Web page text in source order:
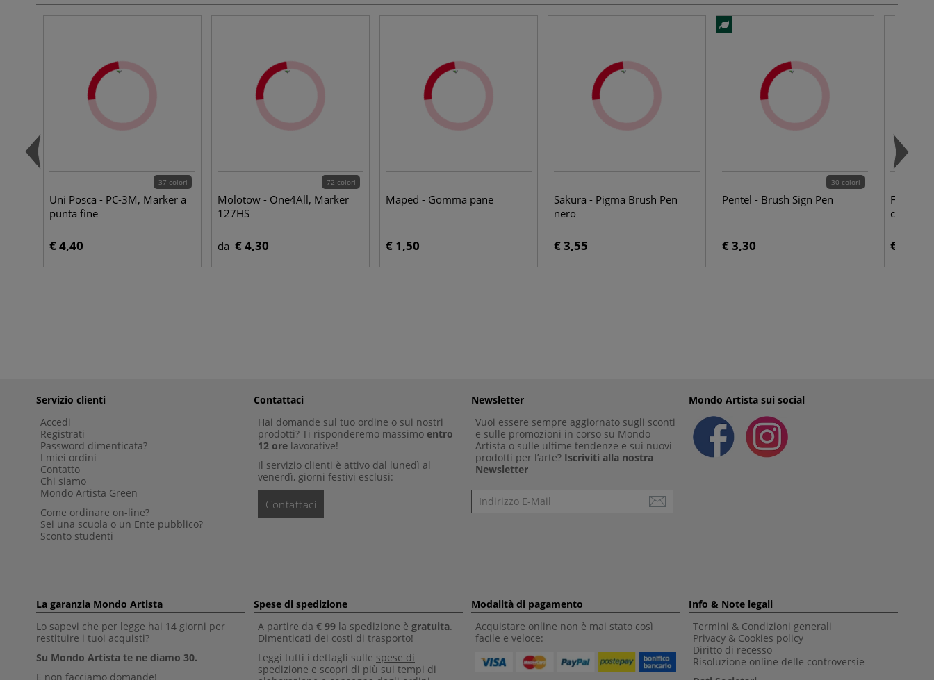
37 colori
Uni Posca - PC-3M, Marker a
punta fine
€ 4,40
72 colori
Molotow - One4All, Marker
127HS
da € 4,30
Maped - Gomma pane
€ 1,50
Sakura - Pigma Brush Pen
nero
€ 3,55
30 colori
Pentel - Brush Sign Pen
€ 3,30
Folia -
€ 15,95
Servizio clienti
Accedi
Registrati
Password dimenticata?
I miei ordini
Contatto
Chi siamo
Mondo Artista Green
Come ordinare on-line?
Sei una scuola o un Ente pubblico?
Sconto studenti
Contattaci
Hai domande sul tuo ordine o sui nostri
prodotti? Ti risponderemo massimo entro
12 ore lavorative!
Il servizio clienti è attivo dal lunedì al
venerdì, giorni festivi esclusi:
Contattaci
Newsletter
Vuoi essere sempre aggiornato sugli sconti
e sulle promozioni in corso su Mondo
Artista o sulle ultime tendenze e sui nuovi
prodotti per l’arte? Iscriviti alla nostra
Newsletter
Newsletter
Mondo Artista sui social
La garanzia Mondo Artista
Lo sapevi che per legge hai 14 giorni per
restituire i tuoi acquisti?
Su Mondo Artista te ne diamo 30.
E non facciamo domande!
Spese di spedizione
A partire da € 99 la spedizione è gratuita.
Dimenticati dei costi di trasporto!
Leggi tutti i dettagli sulle spese di
spedizione e scopri di più sui tempi di
Modalità di pagamento
Acquistare online non è mai stato così
facile e veloce:
Info & Note legali
Termini & Condizioni generali
Privacy & Cookies policy
Diritto di recesso
Risoluzione online delle controversie